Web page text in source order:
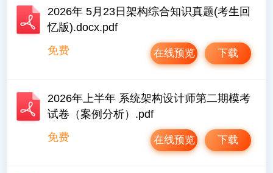
2026年 5月23日架构综合知识真题(考生回
忆版).docx.pdf
免费
下载
在线预览
2026年上半年 系统架构设计师第二期模考
试卷（案例分析）.pdf
免费
下载
在线预览